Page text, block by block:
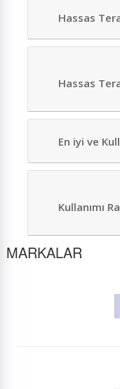
Hassas
Hassas
En iyi ve
Kullanımı
MARKALAR